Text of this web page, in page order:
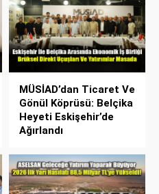
MÜSİAD’dan Ticaret Ve
Gönül Köprüsü: Belçika
Heyeti Eskişehir’de
Ağırlandı